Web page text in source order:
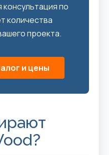
по
количества
проекта.
и цены